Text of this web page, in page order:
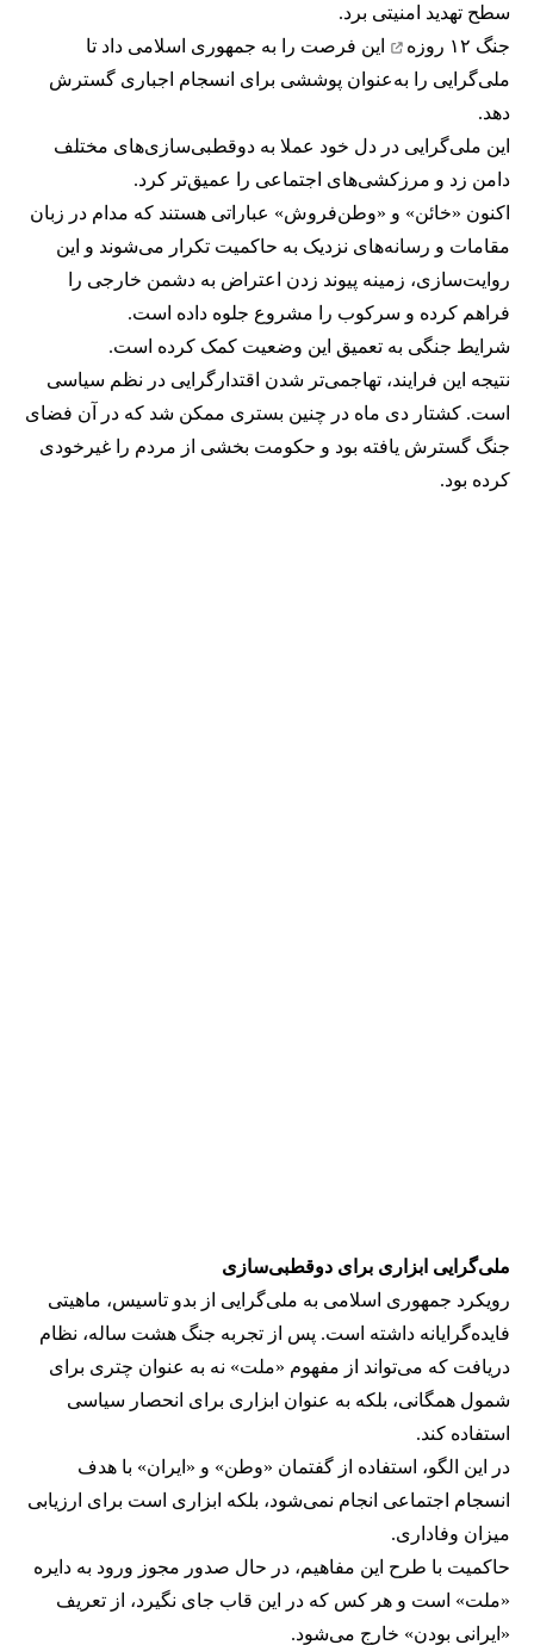
سطح تهدید امنیتی برد.
جنگ ۱۲ روزه
این فرصت را به جمهوری اسلامی داد تا
ملی‌گرایی را به‌عنوان پوششی برای انسجام اجباری گسترش
دهد.
این ملی‌گرایی در دل خود عملا به دوقطبی‌سازی‌های مختلف
دامن زد و مرزکشی‌های اجتماعی را عمیق‌تر کرد.
اکنون «خائن» و «وطن‌فروش» عباراتی هستند که مدام در زبان
مقامات و رسانه‌های نزدیک به حاکمیت تکرار می‌شوند و این
روایت‌سازی، زمینه پیوند زدن اعتراض به دشمن خارجی را
فراهم کرده و سرکوب را مشروع جلوه داده است.
شرایط جنگی به تعمیق این وضعیت کمک کرده است.
نتیجه این فرایند، تهاجمی‌تر شدن اقتدارگرایی در نظم سیاسی
است. کشتار دی ماه در چنین بستری ممکن شد که در آن فضای
جنگ گسترش یافته بود و حکومت بخشی از مردم را غیرخودی
کرده بود.
ملی‌گرایی ابزاری برای دو‌قطبی‌سازی
رویکرد جمهوری اسلامی به ملی‌گرایی از بدو تاسیس، ماهیتی
فایده‌گرایانه داشته است. پس از تجربه‌ جنگ هشت ساله، نظام
دریافت که می‌تواند از مفهوم «ملت» نه به عنوان چتری برای
شمول همگانی، بلکه به عنوان ابزاری برای انحصار سیاسی
استفاده کند.
در این الگو، استفاده از گفتمان «وطن» و «ایران» با هدف
انسجام اجتماعی انجام نمی‌شود، بلکه ابزاری است برای ارزیابی
میزان وفاداری.
حاکمیت با طرح این مفاهیم، در حال صدور مجوز ورود به دایره‌
«ملت» است و هر کس که در این قاب جای نگیرد، از تعریف
«ایرانی بودن» خارج می‌شود.